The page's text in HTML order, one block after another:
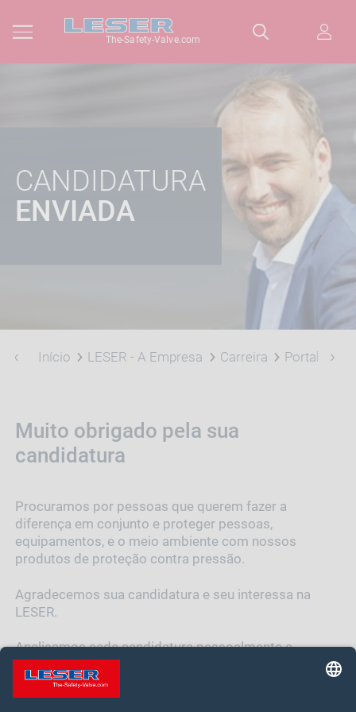
The-Safety-Valve.com
CANDIDATURA
ENVIADA
Início LESER - A Empresa Carreira Portal de
Muito obrigado pela sua
candidatura
Procuramos por pessoas que querem fazer a
diferença em conjunto e proteger pessoas,
equipamentos, e o meio ambiente com nossos
produtos de proteção contra pressão.
Agradecemos sua candidatura e seu interessa na
LESER.
Analisamos cada candidatura pessoalmente e
retornamos com um feedback.